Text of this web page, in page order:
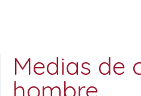
Medias de